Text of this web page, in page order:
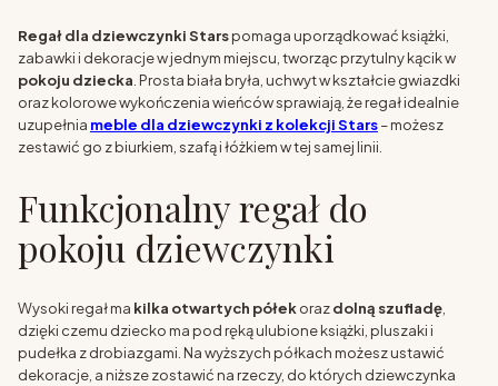
Regał dla dziewczynki Starspomaga uporządkować książki,
zabawki i dekoracje w jednym miejscu, tworząc przytulny kącik w
pokoju dziecka. Prosta biała bryła, uchwyt w kształcie gwiazdki
oraz kolorowe wykończenia wieńców sprawiają, że regał idealnie
uzupełnia meble dla dziewczynki z kolekcji Stars– możesz
zestawić go z biurkiem, szafą i łóżkiem w tej samej linii.
Funkcjonalny regał do
pokoju dziewczynki
Wysoki regał ma kilka otwartych półekorazdolną szufladę,
dzięki czemu dziecko ma pod ręką ulubione książki, pluszaki i
pudełka z drobiazgami. Na wyższych półkach możesz ustawić
dekoracje, a niższe zostawić na rzeczy, do których dziewczynka